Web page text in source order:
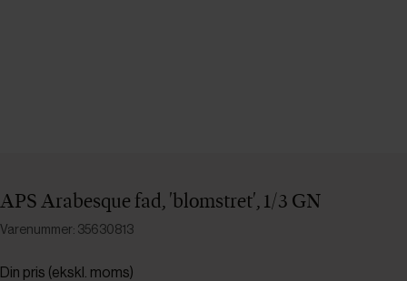
APS Arabesque fad, 'blomstret', 1/3 GN
Varenummer: 35630813
Din pris (ekskl. moms)